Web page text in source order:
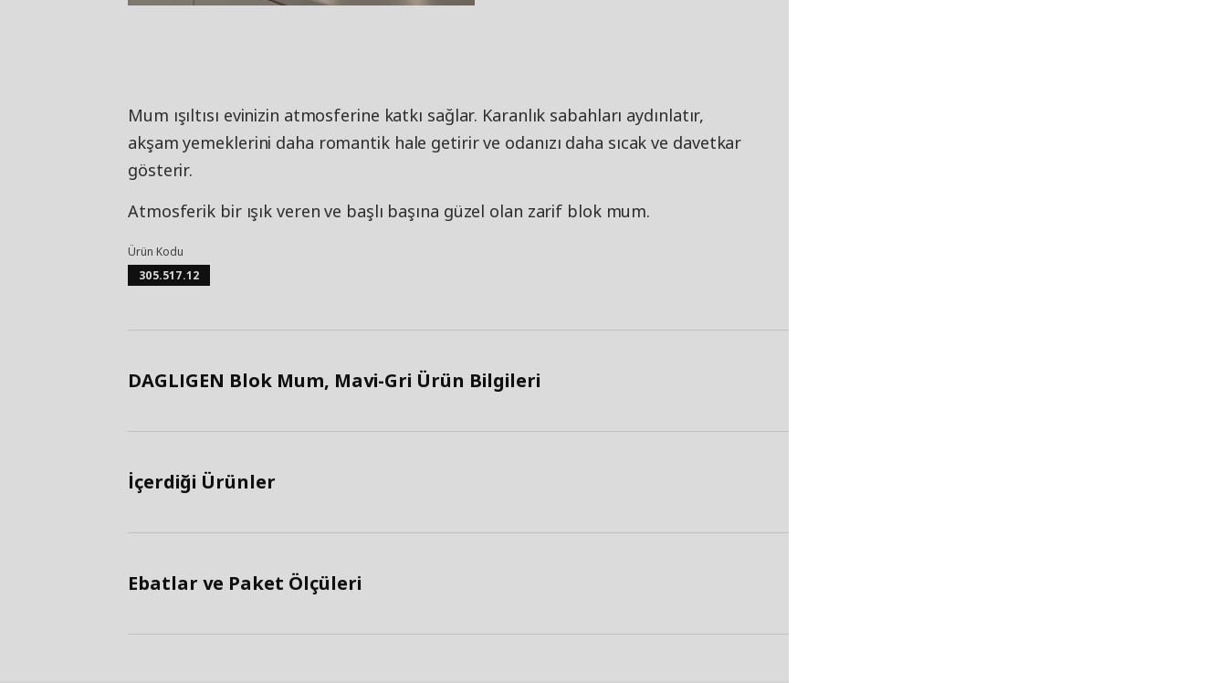
Mum ışıltısı evinizin atmosferine katkı sağlar. Karanlık sabahları aydınlatır,
akşam yemeklerini daha romantik hale getirir ve odanızı daha sıcak ve davetkar
gösterir.
Atmosferik bir ışık veren ve başlı başına güzel olan zarif blok mum.
Ürün Kodu
305.517.12
DAGLIGEN Blok Mum, Mavi-Gri Ürün Bilgileri
İçerdiği Ürünler
Ebatlar ve Paket Ölçüleri